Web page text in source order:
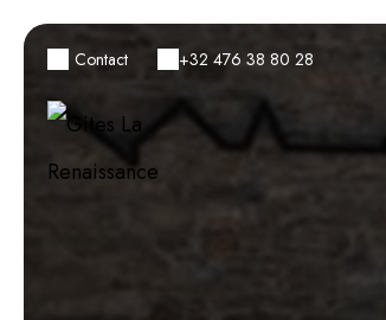
Contact +32 476 38 80 28